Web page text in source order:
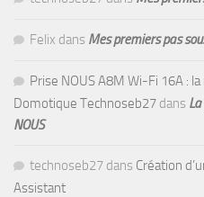
Felix dans Mes premiers pas
Prise NOUS A8M Wi-Fi 16A :
Domotique Technoseb27 dans
NOUS
technoseb27 dans Création
Assistant